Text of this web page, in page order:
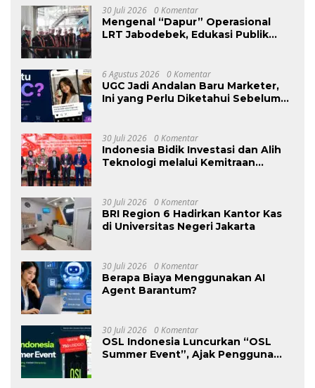
30 Juli 2026 0 Komentar
Mengenal “Dapur” Operasional
LRT Jabodebek, Edukasi Publik
6 Agustus 2026 0 Komentar
UGC Jadi Andalan Baru Marketer,
Ini yang Perlu Diketahui Sebelum
30 Juli 2026 0 Komentar
Indonesia Bidik Investasi dan Alih
Teknologi melalui Kemitraan
30 Juli 2026 0 Komentar
BRI Region 6 Hadirkan Kantor Kas
di Universitas Negeri Jakarta
30 Juli 2026 0 Komentar
Berapa Biaya Menggunakan AI
Agent Barantum?
30 Juli 2026 0 Komentar
OSL Indonesia Luncurkan “OSL
Summer Event”, Ajak Pengguna